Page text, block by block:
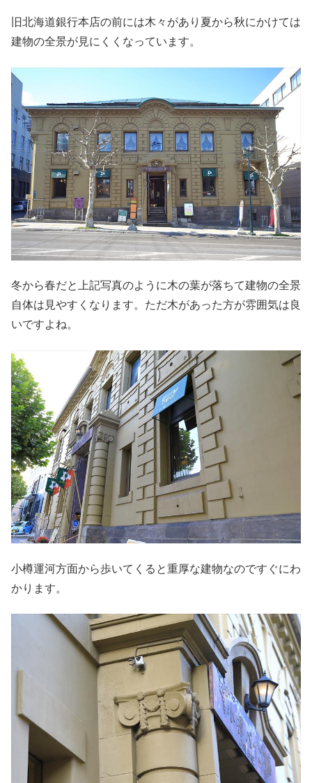
旧北海道銀行本店の前には木々があり夏から秋にかけては
建物の全景が見にくくなっています。
冬から春だと上記写真のように木の葉が落ちて建物の全景
自体は見やすくなります。ただ木があった方が雰囲気は良
いですよね。
小樽運河方面から歩いてくると重厚な建物なのですぐにわ
かります。